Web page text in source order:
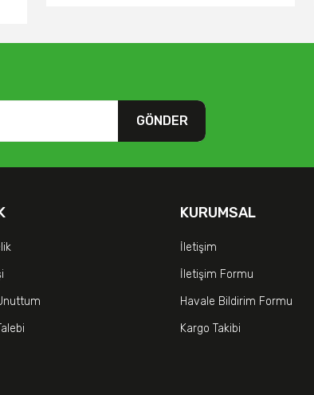
GÖNDER
KURUMSAL
İletişim
İletişim Formu
Havale Bildirim Formu
Kargo Takibi